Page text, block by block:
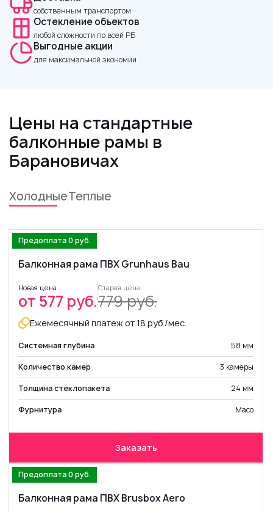
собственным транспортом
Остекление объектов
любой сложности по всей РБ
Выгодные акции
для максимальной экономии
Цены на стандартные
балконные рамы в
Барановичах
ХолодныеТеплые
Предоплата 0 руб.
Балконная рама ПВХ Grunhaus Bau
Новая цена
от 577 руб.
Старая цена
779 руб.
Ежемесячный платеж от 18 руб./мес.
Системная глубина 58 мм
Количество камер 3 камеры
Толщина стеклопакета 24 мм
Фурнитура Maco
Заказать
Предоплата 0 руб.
Балконная рама ПВХ Brusbox Aero